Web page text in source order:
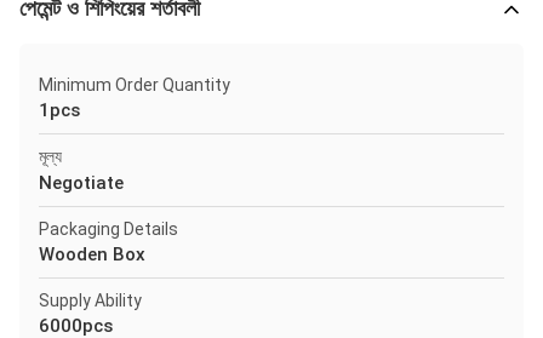
পেমেন্ট ও শিপিংয়ের শর্তাবলী
Minimum Order Quantity
1pcs
মূল্য
Negotiate
Packaging Details
Wooden Box
Supply Ability
6000pcs